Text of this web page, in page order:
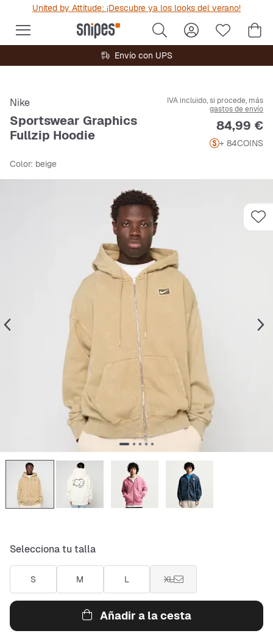
United by Attitude: ¡Descubre ya los looks del verano!
Envío con UPS
Nike
Sportswear Graphics
Fullzip Hoodie
IVA incluido, si procede, más
gastos de envío
Precio
84,99 €
+ 84COINS
Color: beige
Selecciona tu talla
S M L XL
Añadir a la cesta